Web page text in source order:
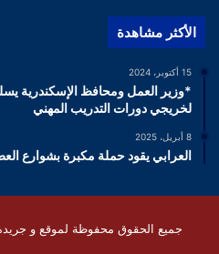
الأكثر مشاهدة
15 أكتوبر، 2024
*وزير العمل ومحافظ الإسكندرية
لخريجي دورات التدريب المهني
8 أبريل، 2025
العرابي يقود حملة مكبرة بشوارع
جميع الحقوق محفوظة لموقع و جريدة